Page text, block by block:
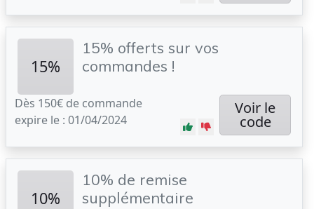
15%
15% offerts sur vos
commandes !
Dès 150€ de commande
expire le : 01/04/2024
Voir le
code
10%
10% de remise
supplémentaire